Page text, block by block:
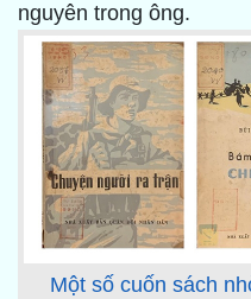
nguyên trong ông.
Một số cuốn sách